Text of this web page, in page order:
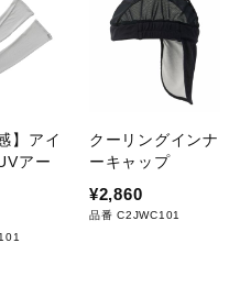
ング禁止
作によるウエットクリ
】アイ
アー
クーリングインナ
ーキャップ
¥2,860
品番 C2JWC101